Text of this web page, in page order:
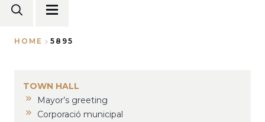
HOME 5895
TOWN HALL
Mayor’s greeting
Corporació municipal